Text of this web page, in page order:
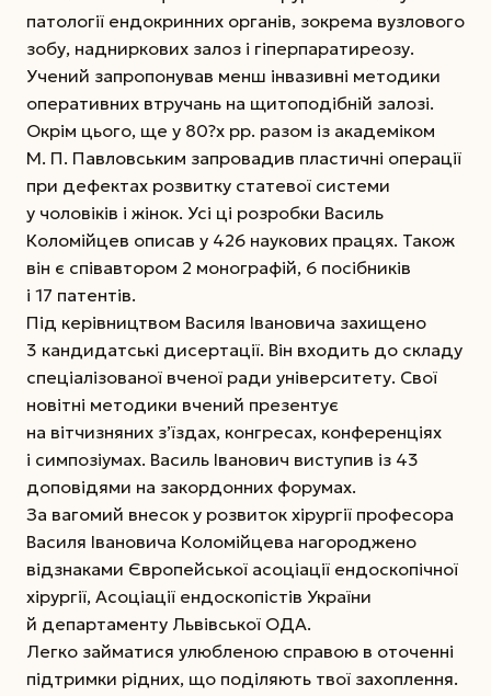
патології ендокринних органів, зокрема вузлового
зобу, надниркових залоз і гіперпаратиреозу.
Учений запропонував менш інвазивні методики
оперативних втручань на щитоподібній залозі.
Окрім цього, ще у 80?х рр. разом із академіком
М. П. Павловським запровадив пластичні операції
при дефектах розвитку статевої системи
у чоловіків і жінок. Усі ці розробки Василь
Коломійцев описав у 426 наукових працях. Також
він є співавтором 2 монографій, 6 посібників
і 17 патентів.
Під керівництвом Василя Івановича захищено
3 кандидатські дисертації. Він входить до складу
спеціалізованої вченої ради університету. Свої
новітні методики вчений презентує
на вітчизняних з’їздах, конгресах, конференціях
і симпозіумах. Василь Іванович виступив із 43
доповідями на закордонних форумах.
За вагомий внесок у розвиток хірургії професора
Василя Івановича Коломійцева нагороджено
відзнаками Європейської асоціації ендоскопічної
хірургії, Асоціації ендоскопістів України
й департаменту Львівської ОДА.
Легко займатися улюбленою справою в оточенні
під­тримки рідних, що поділяють твої захоплення.